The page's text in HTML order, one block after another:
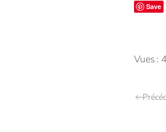
Save
Vues :